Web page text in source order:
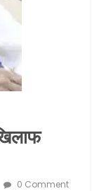
जोन में
मंत्रालय
0 Comment